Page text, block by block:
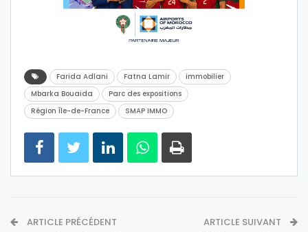
Farida Adlani Fatna Lamir
immobilier
Mbarka Bouaida
Parc des expositions
Région Île-de-France
SMAP IMMO
ARTICLE PRÉCÉDENT ARTICLE SUIVANT